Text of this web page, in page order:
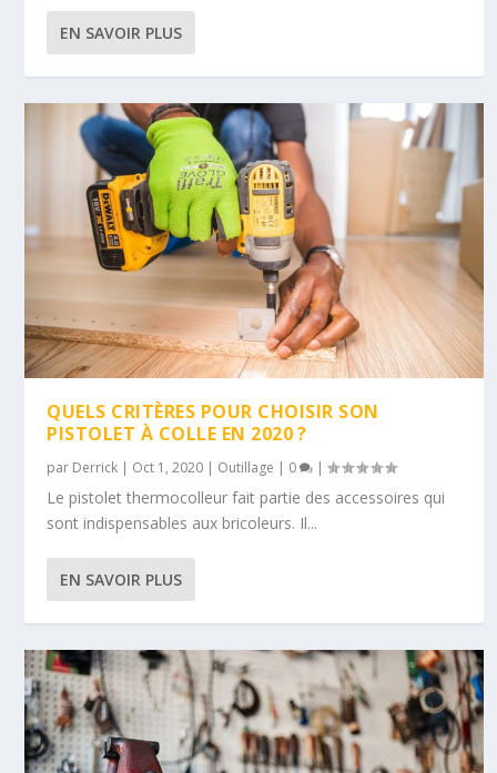
EN SAVOIR PLUS
QUELS CRITÈRES POUR CHOISIR SON
PISTOLET À COLLE EN 2020 ?
par Derrick | Oct 1, 2020 | Outillage | 0 |
Le pistolet thermocolleur fait partie des accessoires qui
sont indispensables aux bricoleurs. Il...
EN SAVOIR PLUS